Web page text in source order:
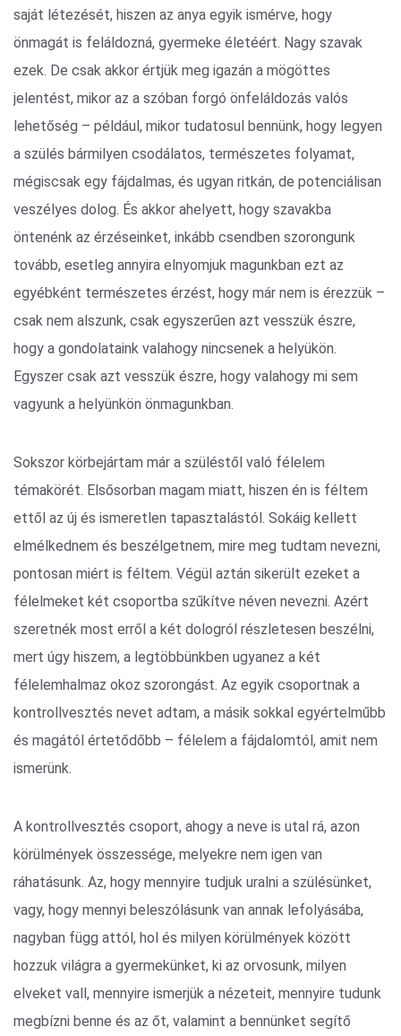
saját létezését, hiszen az anya egyik ismérve, hogy
önmagát is feláldozná, gyermeke életéért. Nagy szavak
ezek. De csak akkor értjük meg igazán a mögöttes
jelentést, mikor az a szóban forgó önfeláldozás valós
lehetőség – például, mikor tudatosul bennünk, hogy legyen
a szülés bármilyen csodálatos, természetes folyamat,
mégiscsak egy fájdalmas, és ugyan ritkán, de potenciálisan
veszélyes dolog. És akkor ahelyett, hogy szavakba
öntenénk az érzéseinket, inkább csendben szorongunk
tovább, esetleg annyira elnyomjuk magunkban ezt az
egyébként természetes érzést, hogy már nem is érezzük –
csak nem alszunk, csak egyszerűen azt vesszük észre,
hogy a gondolataink valahogy nincsenek a helyükön.
Egyszer csak azt vesszük észre, hogy valahogy mi sem
vagyunk a helyünkön önmagunkban.
Sokszor körbejártam már a szüléstől való félelem
témakörét. Elsősorban magam miatt, hiszen én is féltem
ettől az új és ismeretlen tapasztalástól. Sokáig kellett
elmélkednem és beszélgetnem, mire meg tudtam nevezni,
pontosan miért is féltem. Végül aztán sikerült ezeket a
félelmeket két csoportba szűkítve néven nevezni. Azért
szeretnék most erről a két dologról részletesen beszélni,
mert úgy hiszem, a legtöbbünkben ugyanez a két
félelemhalmaz okoz szorongást. Az egyik csoportnak a
kontrollvesztés nevet adtam, a másik sokkal egyértelműbb
és magától értetődőbb – félelem a fájdalomtól, amit nem
ismerünk.
A kontrollvesztés csoport, ahogy a neve is utal rá, azon
körülmények összessége, melyekre nem igen van
ráhatásunk. Az, hogy mennyire tudjuk uralni a szülésünket,
vagy, hogy mennyi beleszólásunk van annak lefolyásába,
nagyban függ attól, hol és milyen körülmények között
hozzuk világra a gyermekünket, ki az orvosunk, milyen
elveket vall, mennyire ismerjük a nézeteit, mennyire tudunk
megbízni benne és az őt, valamint a bennünket segítő